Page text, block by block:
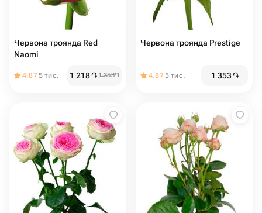
Червона троянда Red
Naomi
4.875 тис. 1 218֏1 353֏
Червона троянда Prestige
4.875 тис. 1 353֏